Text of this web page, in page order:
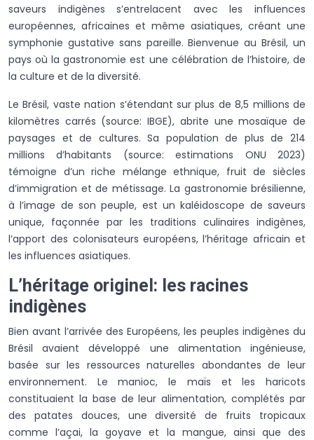
saveurs indigènes s’entrelacent avec les influences
européennes, africaines et même asiatiques, créant une
symphonie gustative sans pareille. Bienvenue au Brésil, un
pays où la gastronomie est une célébration de l’histoire, de
la culture et de la diversité.
Le Brésil, vaste nation s’étendant sur plus de 8,5 millions de
kilomètres carrés (source: IBGE), abrite une mosaïque de
paysages et de cultures. Sa population de plus de 214
millions d’habitants (source: estimations ONU 2023)
témoigne d’un riche mélange ethnique, fruit de siècles
d’immigration et de métissage. La gastronomie brésilienne,
à l’image de son peuple, est un kaléidoscope de saveurs
unique, façonnée par les traditions culinaires indigènes,
l’apport des colonisateurs européens, l’héritage africain et
les influences asiatiques.
L’héritage originel: les racines
indigènes
Bien avant l’arrivée des Européens, les peuples indigènes du
Brésil avaient développé une alimentation ingénieuse,
basée sur les ressources naturelles abondantes de leur
environnement. Le manioc, le maïs et les haricots
constituaient la base de leur alimentation, complétés par
des patates douces, une diversité de fruits tropicaux
comme l’açai, la goyave et la mangue, ainsi que des